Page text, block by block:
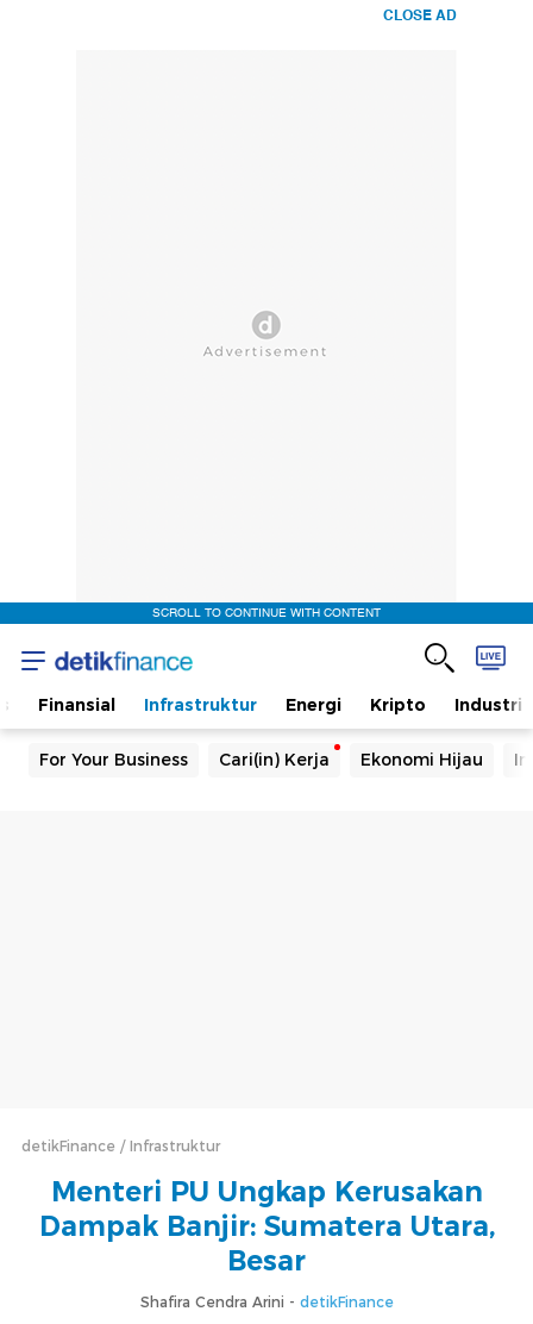
CLOSE AD
SCROLL TO CONTINUE WITH CONTENT
Finansial Infrastruktur Energi Kripto Industri
For Your Business Cari(in) Kerja Ekonomi Hijau
detikFinance Infrastruktur
Menteri PU Ungkap Kerusakan
Dampak Banjir: Sumatera Utara,
Besar
Shafira Cendra Arini - detikFinance